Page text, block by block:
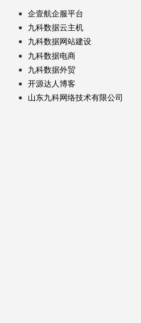
企壹航企服平台
九科数据云主机
九科数据网站建设
九科数据电商
九科数据外贸
开源达人博客
山东九科网络技术有限公司